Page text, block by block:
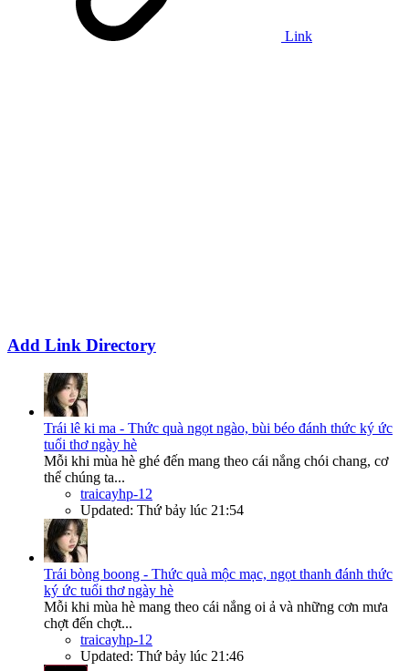
Link
Add Link Directory
Trái lê ki ma - Thức quà ngọt ngào, bùi béo đánh thức ký ức
tuổi thơ ngày hè
Mỗi khi mùa hè ghé đến mang theo cái nắng chói chang, cơ
thể chúng ta...
traicayhp-12
Updated: Thứ bảy lúc 21:54
Trái bòng boong - Thức quà mộc mạc, ngọt thanh đánh thức
ký ức tuổi thơ ngày hè
Mỗi khi mùa hè mang theo cái nắng oi ả và những cơn mưa
chợt đến chợt...
traicayhp-12
Updated: Thứ bảy lúc 21:46